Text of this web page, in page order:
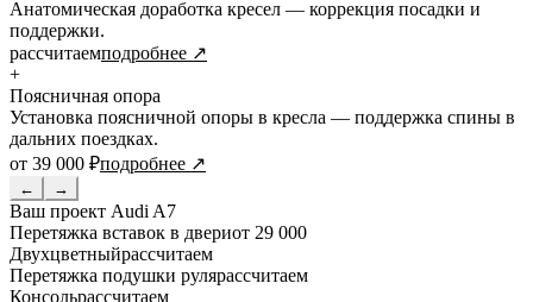
Анатомическая доработка кресел — коррекция посадки и
поддержки.
рассчитаемподробнее ↗
+
Поясничная опора
Установка поясничной опоры в кресла — поддержка спины в
дальних поездках.
от 39 000 ₽подробнее ↗
← →
Ваш проект Audi A7
Перетяжка вставок в двериот 29 000
Двухцветныйрассчитаем
Перетяжка подушки рулярассчитаем
Консольрассчитаем